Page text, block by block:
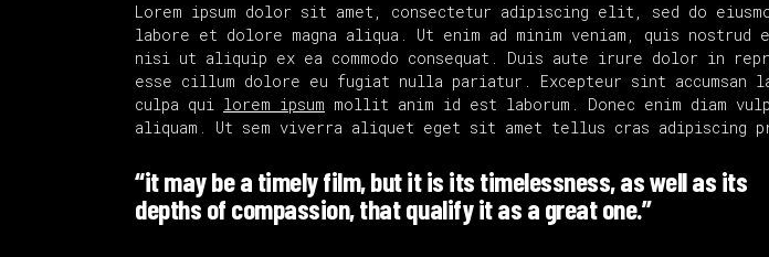
Lorem ipsum dolor sit amet, consectetur adipiscing elit, sed do
labore et dolore magna aliqua. Ut enim ad minim veniam, quis
nisi ut aliquip ex ea commodo consequat. Duis aute irure dolor in
esse cillum dolore eu fugiat nulla pariatur. Excepteur sint accumsan
culpa qui lorem ipsum mollit anim id est laborum. Donec enim diam
aliquam. Ut sem viverra aliquet eget sit amet tellus cras adipiscing
“it may be a timely film, but it is its timelessness, as well as its
depths of compassion, that qualify it as a great one.”